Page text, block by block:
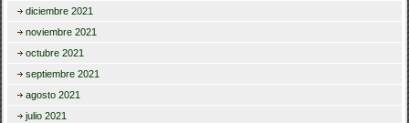
diciembre 2021
noviembre 2021
octubre 2021
septiembre 2021
agosto 2021
julio 2021